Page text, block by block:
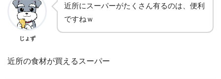
じょず
近所にスーパーがたくさん有るのは、便利
ですねｗ
近所の食材が買えるスーパー